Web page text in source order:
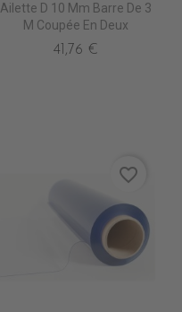
Ailette D 10 Mm Barre De 3
M Coupée En Deux
41,76 €
favorite_border